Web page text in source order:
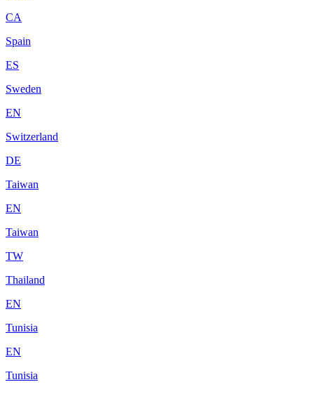
CA
Spain
ES
Sweden
EN
Switzerland
DE
Taiwan
EN
Taiwan
TW
Thailand
EN
Tunisia
EN
Tunisia